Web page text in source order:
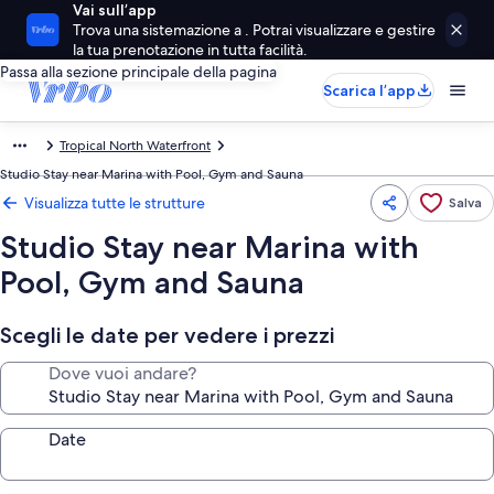
Vai sull’app
Trova una sistemazione a . Potrai visualizzare e gestire
la tua prenotazione in tutta facilità.
Passa alla sezione principale della pagina
Scarica l’app
Tropical North Waterfront
Studio Stay near Marina with Pool, Gym and Sauna
Visualizza tutte le strutture Salva
Studio Stay near Marina with
Pool, Gym and Sauna
Scegli le date per vedere i prezzi
Dove vuoi andare?
Date